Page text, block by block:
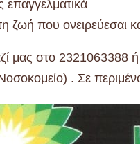
επαγγελματικά
ζωή που ονειρεύεσαι
μας στο 2321063388
. Σε